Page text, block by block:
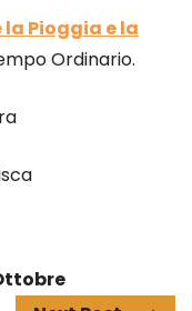
la Pioggia e la
Ordinario.